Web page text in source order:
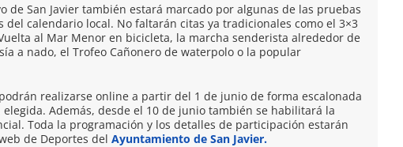
de San Javier también estará marcado por algunas de las pruebas
del calendario local. No faltarán citas ya tradicionales como el 3×3
al Mar Menor en bicicleta, la marcha senderista alrededor de
a nado, el Trofeo Cañonero de waterpolo o la popular
realizarse online a partir del 1 de junio de forma escalonada
Además, desde el 10 de junio también se habilitará la
Toda la programación y los detalles de participación estarán
de Deportes del Ayuntamiento de San Javier.